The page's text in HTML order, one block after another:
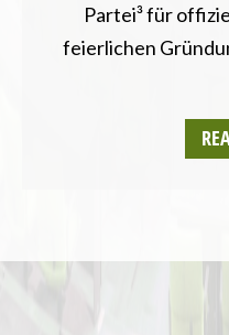
Partei³ für
feierlichen